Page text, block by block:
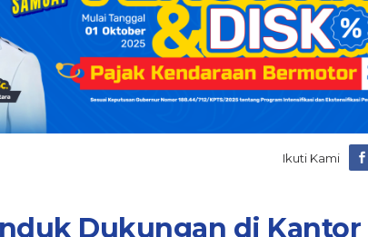
Ikuti Kami
Dukungan di Kantor